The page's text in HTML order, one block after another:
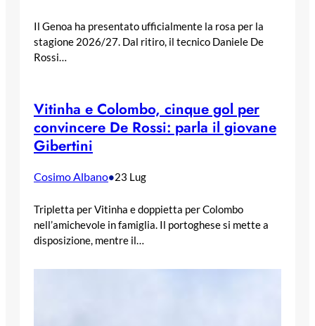
Il Genoa ha presentato ufficialmente la rosa per la
stagione 2026/27. Dal ritiro, il tecnico Daniele De
Rossi…
Vitinha e Colombo, cinque gol per
convincere De Rossi: parla il giovane
Gibertini
Cosimo Albano•23 Lug
Tripletta per Vitinha e doppietta per Colombo
nell’amichevole in famiglia. Il portoghese si mette a
disposizione, mentre il…